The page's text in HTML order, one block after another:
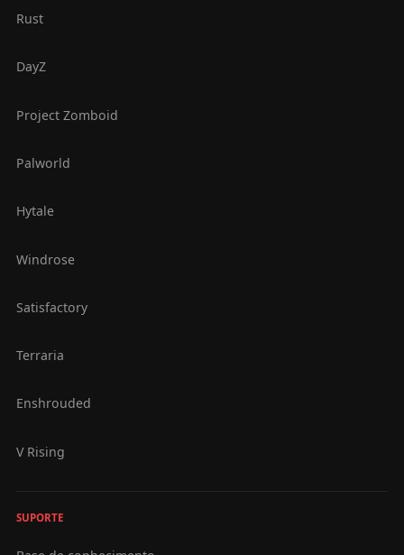
Rust
DayZ
Project Zomboid
Palworld
Hytale
Windrose
Satisfactory
Terraria
Enshrouded
V Rising
SUPORTE